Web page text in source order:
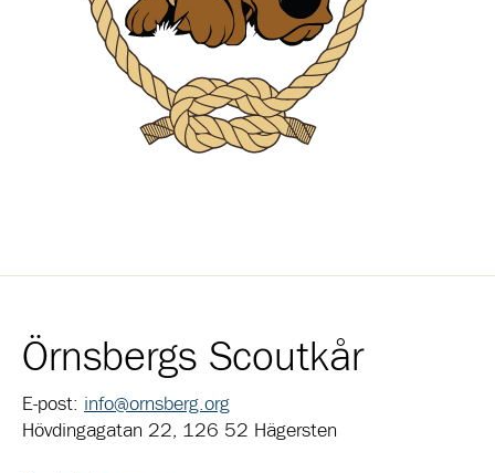
Örnsbergs Scoutkår
E-post: info@ornsberg.org
Hövdingagatan 22, 126 52 Hägersten